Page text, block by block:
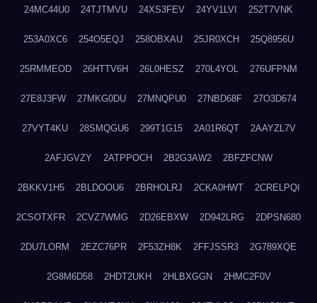
24MC44U0 24TJTMVU 24XS3FEV 24YV1LVI 252T7VNK
253A0XC6 254O5EQJ 258OBXAU 25JR0XCH 25Q8956U
25RMMEOD 26HTTV6H 26L0HESZ 270L4YOL 276UFPNM
27E8J3FW 27MKG0DU 27MNQPU0 27NBD68F 27O3D674
27VYT4KU 28SMQGU6 299T1G15 2A01R6QT 2AAYZL7V
2AFJGVZY 2ATPPOCH 2B2G3AW2 2BFZFCNW
2BKKV1H5 2BLDOOU6 2BRHOLRJ 2CKA0HWT 2CRELPQI
2CSOTXFR 2CVZ7WMG 2D26EBXW 2D942LRG 2DPSN680
2DU7LORM 2EZC76PR 2F53ZH8K 2FFJSSR3 2G789XQE
2G8M6D58 2HDT2UKH 2HLBXGGN 2HMC2F0V